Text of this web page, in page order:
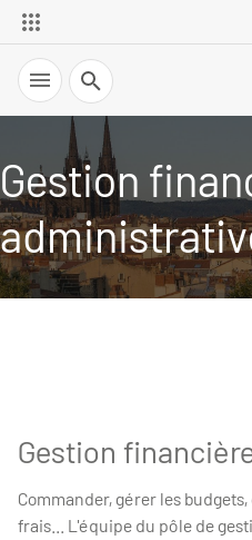
Recherche
Gestion
Gestion
Commander, gérer les
frais... L'équipe du pôle de